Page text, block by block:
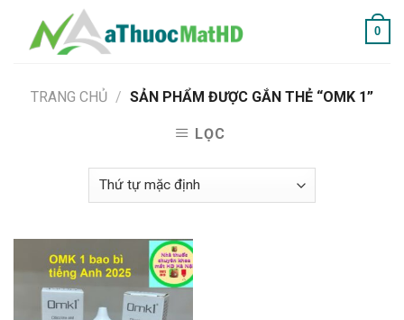
content
0
TRANG CHỦ / SẢN PHẨM ĐƯỢC GẮN THẺ “OMK 1”
LỌC